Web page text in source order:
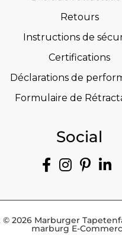
Retours
Instructions de
Certifications
Déclarations de
Formulaire de
Social
2026 Marburger
marburg E-